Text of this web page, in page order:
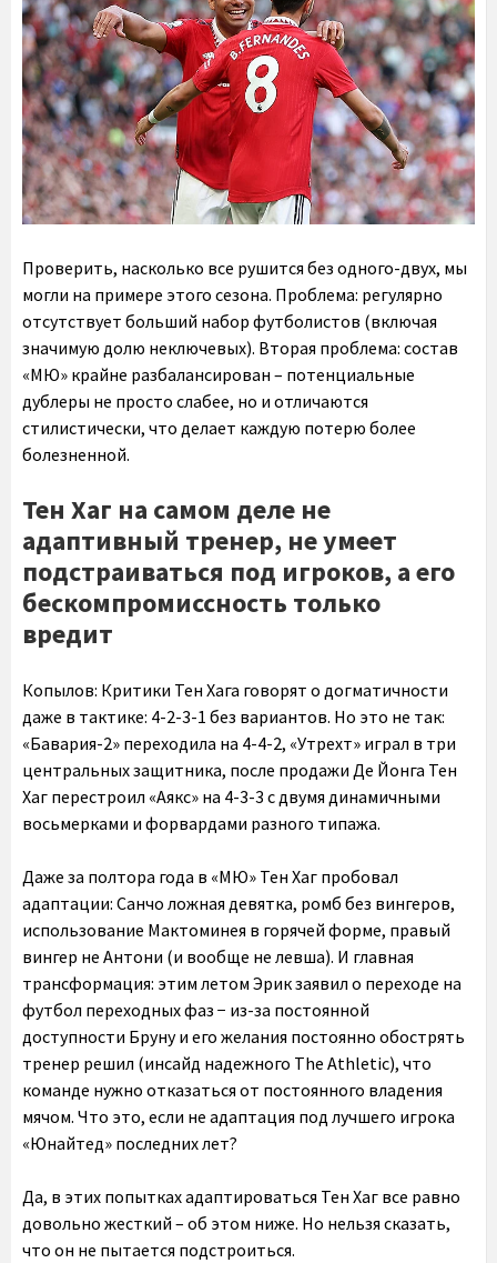
Проверить, насколько все рушится без одного-двух, мы
могли на примере этого сезона. Проблема: регулярно
отсутствует больший набор футболистов (включая
значимую долю неключевых). Вторая проблема: состав
«МЮ» крайне разбалансирован – потенциальные
дублеры не просто слабее, но и отличаются
стилистически, что делает каждую потерю более
болезненной.
Тен Хаг на самом деле не
адаптивный тренер, не умеет
подстраиваться под игроков, а его
бескомпромиссность только
вредит
Копылов: Критики Тен Хага говорят о догматичности
даже в тактике: 4-2-3-1 без вариантов. Но это не так:
«Бавария-2» переходила на 4-4-2, «Утрехт» играл в три
центральных защитника, после продажи Де Йонга Тен
Хаг перестроил «Аякс» на 4-3-3 с двумя динамичными
восьмерками и форвардами разного типажа.
Даже за полтора года в «МЮ» Тен Хаг пробовал
адаптации: Санчо ложная девятка, ромб без вингеров,
использование Мактоминея в горячей форме, правый
вингер не Антони (и вообще не левша). И главная
трансформация: этим летом Эрик заявил о переходе на
футбол переходных фаз − из-за постоянной
доступности Бруну и его желания постоянно обострять
тренер решил (инсайд надежного The Athletic), что
команде нужно отказаться от постоянного владения
мячом. Что это, если не адаптация под лучшего игрока
«Юнайтед» последних лет?
Да, в этих попытках адаптироваться Тен Хаг все равно
довольно жесткий – об этом ниже. Но нельзя сказать,
что он не пытается подстроиться.